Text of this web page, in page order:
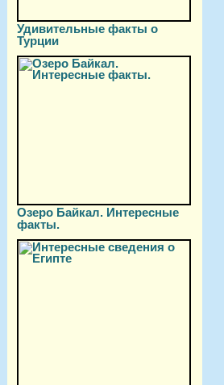
Удивительные факты о
Турции
Озеро Байкал. Интересные
факты.